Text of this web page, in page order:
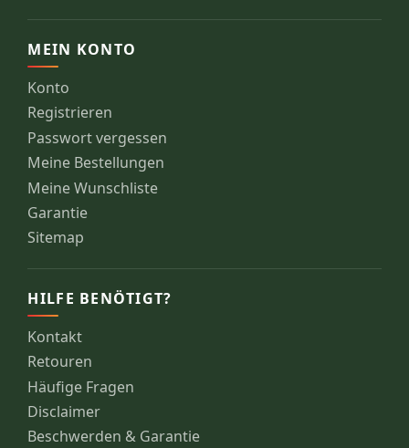
MEIN KONTO
Konto
Registrieren
Passwort vergessen
Meine Bestellungen
Meine Wunschliste
Garantie
Sitemap
HILFE BENÖTIGT?
Kontakt
Retouren
Häufige Fragen
Disclaimer
Beschwerden & Garantie